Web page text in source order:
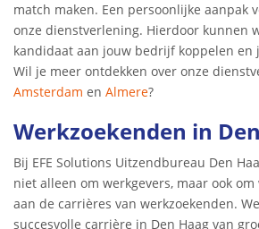
match maken. Een persoonlijke aanpak
onze dienstverlening. Hierdoor kunnen
kandidaat aan jouw bedrijf koppelen en
Wil je meer ontdekken over onze
Amsterdam en Almere?
Werkzoekenden in
Bij EFE Solutions Uitzendbureau Den
niet alleen om werkgevers, maar ook
aan de carrières van werkzoekenden.
succesvolle carrière in Den Haag van